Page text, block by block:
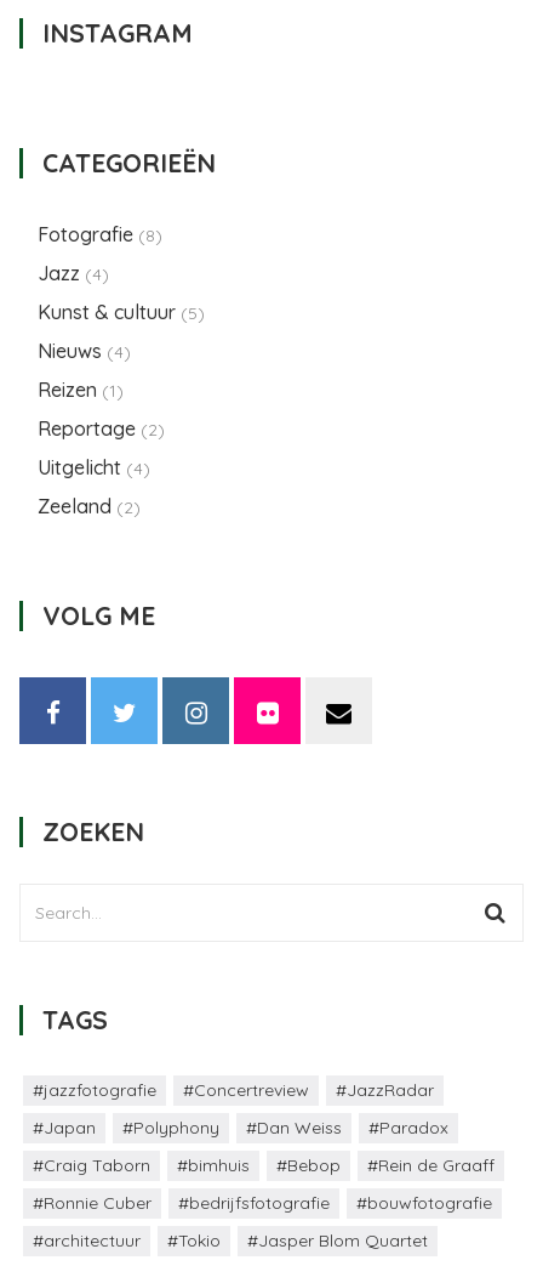
INSTAGRAM
CATEGORIEËN
Fotografie (8)
Jazz (4)
Kunst & cultuur (5)
Nieuws (4)
Reizen (1)
Reportage (2)
Uitgelicht (4)
Zeeland (2)
VOLG ME
ZOEKEN
TAGS
#jazzfotografie #Concertreview
#JazzRadar
#Japan
#Polyphony #Dan Weiss
#Paradox
#Craig Taborn
#bimhuis #Bebop
#Rein de Graaff
#Ronnie Cuber
#bedrijfsfotografie
#bouwfotografie
#architectuur
#Tokio #Jasper Blom Quartet